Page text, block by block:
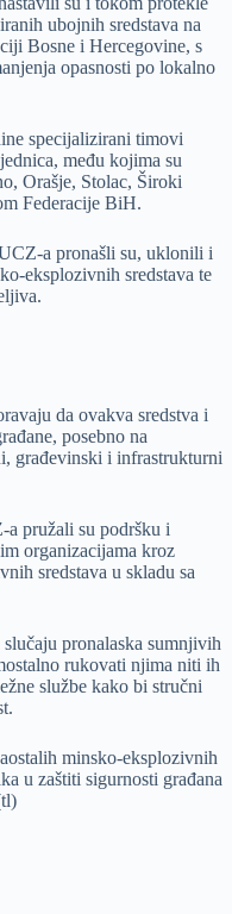
ubojnih sredstava na
Bosne i Hercegovine, s
opasnosti po lokalno
specijalizirani timovi
među kojima su
Orašje, Stolac, Široki
Federacije BiH.
a pronašli su, uklonili i
eksplozivnih sredstava te
da ovakva sredstva i
posebno na
građevinski i infrastrukturni
pružali su podršku i
organizacijama kroz
sredstava u skladu sa
pronalaska sumnjivih
rukovati njima niti ih
službe kako bi stručni
minsko-eksplozivnih
u zaštiti sigurnosti građana